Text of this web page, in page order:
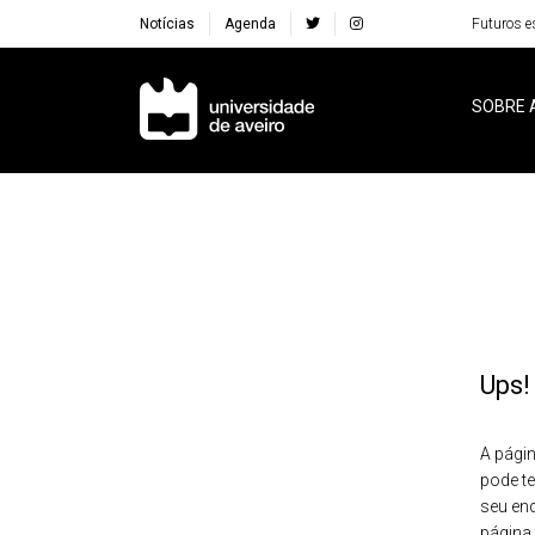
Notícias Agenda Futuros
Navegação Principal
SOBRE
A
pode
seu